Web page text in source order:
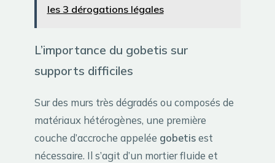
les 3 dérogations légales
L’importance du gobetis sur
supports difficiles
Sur des murs très dégradés ou composés de
matériaux hétérogènes, une première
couche d’accroche appelée gobetisest
nécessaire. Il s’agit d’un mortier fluide et